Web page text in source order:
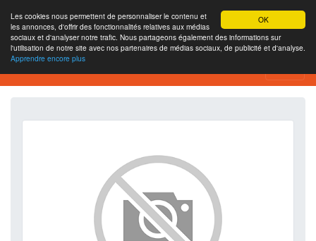
OK
Les cookies nous permettent de personnaliser le contenu et
les annonces, d'offrir des fonctionnalités relatives aux médias
sociaux et d'analyser notre trafic. Nous partageons également des informations sur
l'utilisation de notre site avec nos partenaires de médias sociaux, de publicité et d'analyse.
Apprendre encore plus
SEO Analytics